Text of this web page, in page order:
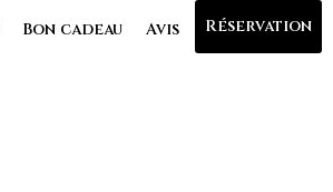
Bon cadeau Avis Réservation